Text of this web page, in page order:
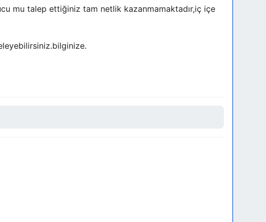
mu talep ettiğiniz tam netlik kazanmamaktadır,iç içe